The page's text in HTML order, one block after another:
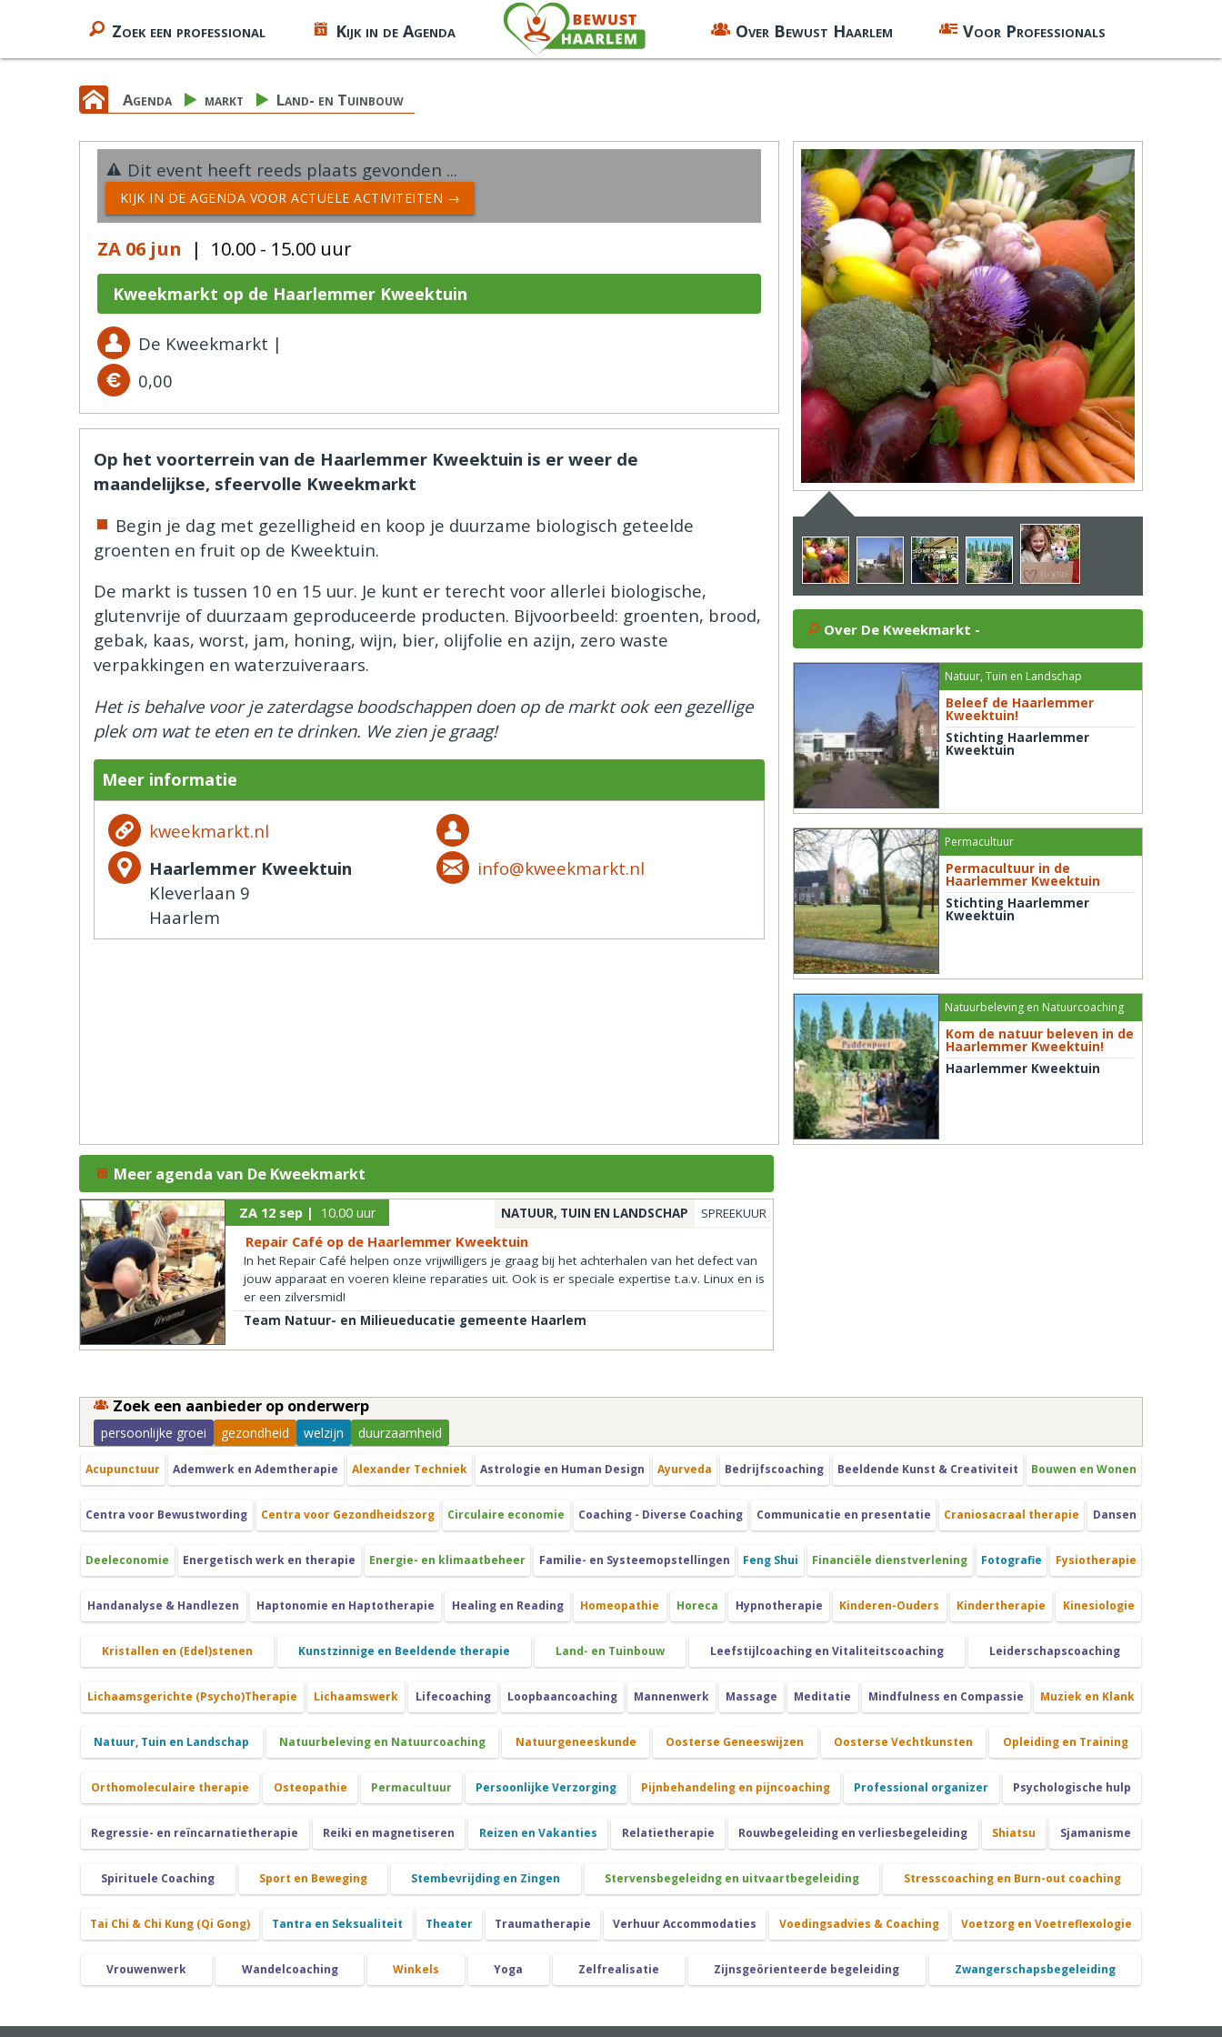
Zoek een professional Kijk in de Agenda Over Bewust Haarlem Voor Professionals
Agenda markt Land- en Tuinbouw
Dit event heeft reeds plaats gevonden ...
KIJK IN DE AGENDA VOOR ACTUELE ACTIVITEITEN →
ZA 06 jun | 10.00 - 15.00 uur
Kweekmarkt op de Haarlemmer Kweektuin
De Kweekmarkt |
0,00
Op het voorterrein van de Haarlemmer Kweektuin is er weer de
maandelijkse, sfeervolle Kweekmarkt
Begin je dag met gezelligheid en koop je duurzame biologisch geteelde
groenten en fruit op de Kweektuin.
De markt is tussen 10 en 15 uur. Je kunt er terecht voor allerlei biologische,
glutenvrije of duurzaam geproduceerde producten. Bijvoorbeeld: groenten, brood,
gebak, kaas, worst, jam, honing, wijn, bier, olijfolie en azijn, zero waste
verpakkingen en waterzuiveraars.
Het is behalve voor je zaterdagse boodschappen doen op de markt ook een gezellige
plek om wat te eten en te drinken. We zien je graag!
Meer informatie
kweekmarkt.nl
Haarlemmer Kweektuin
Kleverlaan 9
Haarlem
info@kweekmarkt.nl
Over De Kweekmarkt -
Natuur, Tuin en Landschap
Beleef de Haarlemmer
Kweektuin!
Stichting Haarlemmer
Kweektuin
Permacultuur
Permacultuur in de
Haarlemmer Kweektuin
Stichting Haarlemmer
Kweektuin
Natuurbeleving en Natuurcoaching
Kom de natuur beleven in de
Haarlemmer Kweektuin!
Haarlemmer Kweektuin
Meer agenda van De Kweekmarkt
ZA 12 sep | 10.00 uur SPREEKUUR
NATUUR, TUIN EN LANDSCHAP
Repair Café op de Haarlemmer Kweektuin
In het Repair Café helpen onze vrijwilligers je graag bij het achterhalen van het defect van
jouw apparaat en voeren kleine reparaties uit. Ook is er speciale expertise t.a.v. Linux en is
er een zilversmid!
Team Natuur- en Milieueducatie gemeente Haarlem
Zoek een aanbieder op onderwerp
persoonlijke groei gezondheid welzijn duurzaamheid
Acupunctuur Ademwerk en Ademtherapie Alexander Techniek Astrologie en Human Design Ayurveda Bedrijfscoaching Beeldende Kunst & Creativiteit Bouwen en Wonen
Centra voor Bewustwording Centra voor Gezondheidszorg Circulaire economie Coaching - Diverse Coaching Communicatie en presentatie Craniosacraal therapie Dansen
Deeleconomie Energetisch werk en therapie Energie- en klimaatbeheer Familie- en Systeemopstellingen Feng Shui Financiële dienstverlening Fotografie Fysiotherapie
Handanalyse & Handlezen Haptonomie en Haptotherapie Healing en Reading Homeopathie Horeca Hypnotherapie Kinderen-Ouders Kindertherapie Kinesiologie
Kristallen en (Edel)stenen Kunstzinnige en Beeldende therapie Land- en Tuinbouw Leefstijlcoaching en Vitaliteitscoaching Leiderschapscoaching
Lichaamsgerichte (Psycho)Therapie Lichaamswerk Lifecoaching Loopbaancoaching Mannenwerk Massage Meditatie Mindfulness en Compassie Muziek en Klank
Natuur, Tuin en Landschap Natuurbeleving en Natuurcoaching Natuurgeneeskunde Oosterse Geneeswijzen Oosterse Vechtkunsten Opleiding en Training
Orthomoleculaire therapie Osteopathie Permacultuur Persoonlijke Verzorging Pijnbehandeling en pijncoaching Professional organizer Psychologische hulp
Regressie- en reïncarnatietherapie Reiki en magnetiseren Reizen en Vakanties Relatietherapie Rouwbegeleiding en verliesbegeleiding Shiatsu Sjamanisme
Spirituele Coaching Sport en Beweging Stembevrijding en Zingen Stervensbegeleidng en uitvaartbegeleiding Stresscoaching en Burn-out coaching
Tai Chi & Chi Kung (Qi Gong) Tantra en Seksualiteit Theater Traumatherapie Verhuur Accommodaties Voedingsadvies & Coaching Voetzorg en Voetreflexologie
Vrouwenwerk Wandelcoaching Winkels Yoga Zelfrealisatie Zijnsgeörienteerde begeleiding Zwangerschapsbegeleiding